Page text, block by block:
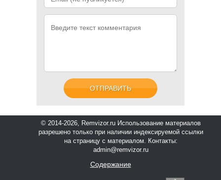
© 2014-2026, Remvizor.ru Использование материалов
разрешено только при наличии индексируемой ссылки
на страницу с материалом. Контакты:
admin@remvizor.ru
Содержание